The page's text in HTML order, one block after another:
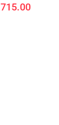
715.00